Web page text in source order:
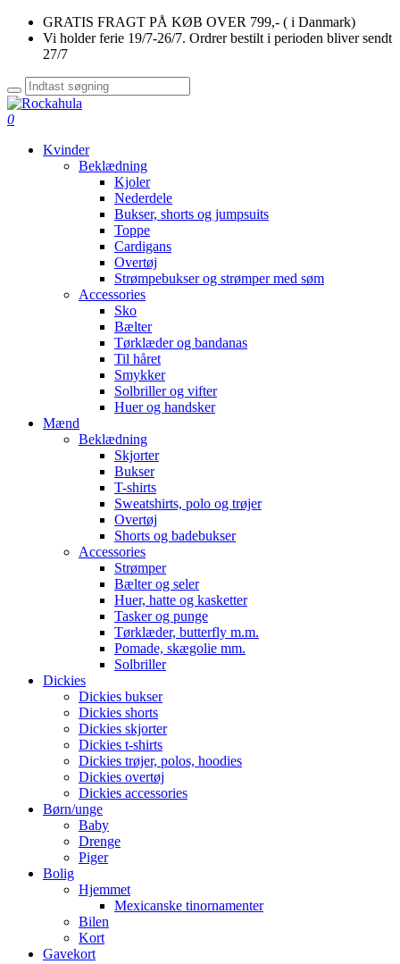
GRATIS FRAGT PÅ KØB OVER 799,- ( i Danmark)
Vi holder ferie 19/7-26/7. Ordrer bestilt i perioden bliver sendt
27/7
0
Kvinder
Beklædning
Kjoler
Nederdele
Bukser, shorts og jumpsuits
Toppe
Cardigans
Overtøj
Strømpebukser og strømper med søm
Accessories
Sko
Bælter
Tørklæder og bandanas
Til håret
Smykker
Solbriller og vifter
Huer og handsker
Mænd
Beklædning
Skjorter
Bukser
T-shirts
Sweatshirts, polo og trøjer
Overtøj
Shorts og badebukser
Accessories
Strømper
Bælter og seler
Huer, hatte og kasketter
Tasker og punge
Tørklæder, butterfly m.m.
Pomade, skægolie mm.
Solbriller
Dickies
Dickies bukser
Dickies shorts
Dickies skjorter
Dickies t-shirts
Dickies trøjer, polos, hoodies
Dickies overtøj
Dickies accessories
Børn/unge
Baby
Drenge
Piger
Bolig
Hjemmet
Mexicanske tinornamenter
Bilen
Kort
Gavekort